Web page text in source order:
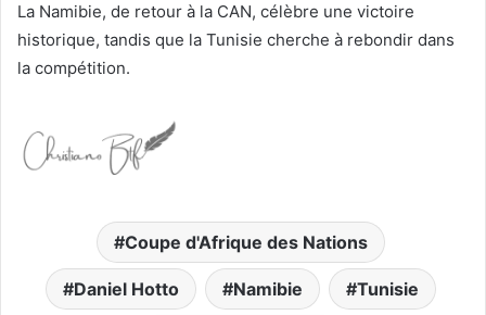
La Namibie, de retour à la CAN, célèbre une victoire
historique, tandis que la Tunisie cherche à rebondir dans
la compétition.
Coupe d'Afrique des Nations
Daniel Hotto Namibie Tunisie